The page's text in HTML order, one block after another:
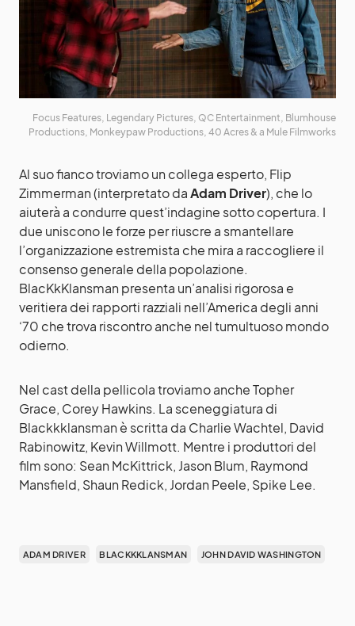
Focus Features, Legendary Pictures, QC Entertainment, Blumhouse
Productions, Monkeypaw Productions, 40 Acres & a Mule Filmworks
Al suo fianco troviamo un collega esperto, Flip
Zimmerman (interpretato daAdam Driver), che lo
aiuterà a condurre quest’indagine sotto copertura. I
due uniscono le forze per riuscre a smantellare
l’organizzazione estremista che mira a raccogliere il
consenso generale della popolazione.
BlacKkKlansman presenta un’analisi rigorosa e
veritiera dei rapporti razziali nell’America degli anni
‘70 che trova riscontro anche nel tumultuoso mondo
odierno.
Nel cast della pellicola troviamo anche Topher
Grace, Corey Hawkins. La sceneggiatura di
Blackkklansman è scritta da Charlie Wachtel, David
Rabinowitz, Kevin Willmott. Mentre i produttori del
film sono: Sean McKittrick, Jason Blum, Raymond
Mansfield, Shaun Redick, Jordan Peele, Spike Lee.
ADAM DRIVER BLACKKKLANSMAN JOHN DAVID WASHINGTON